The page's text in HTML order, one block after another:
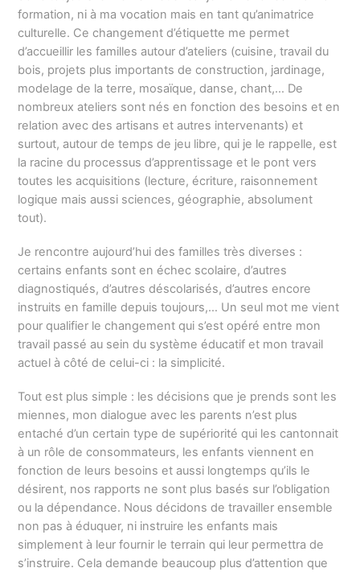
formation, ni à ma vocation mais en tant qu’animatrice
culturelle. Ce changement d’étiquette me permet
d’accueillir les familles autour d’ateliers (cuisine, travail du
bois, projets plus importants de construction, jardinage,
modelage de la terre, mosaïque, danse, chant,… De
nombreux ateliers sont nés en fonction des besoins et en
relation avec des artisans et autres intervenants) et
surtout, autour de temps de jeu libre, qui je le rappelle, est
la racine du processus d’apprentissage et le pont vers
toutes les acquisitions (lecture, écriture, raisonnement
logique mais aussi sciences, géographie, absolument
tout).
Je rencontre aujourd’hui des familles très diverses :
certains enfants sont en échec scolaire, d’autres
diagnostiqués, d’autres déscolarisés, d’autres encore
instruits en famille depuis toujours,… Un seul mot me vient
pour qualifier le changement qui s’est opéré entre mon
travail passé au sein du système éducatif et mon travail
actuel à côté de celui-ci : la simplicité.
Tout est plus simple : les décisions que je prends sont les
miennes, mon dialogue avec les parents n’est plus
entaché d’un certain type de supériorité qui les cantonnait
à un rôle de consommateurs, les enfants viennent en
fonction de leurs besoins et aussi longtemps qu’ils le
désirent, nos rapports ne sont plus basés sur l’obligation
ou la dépendance. Nous décidons de travailler ensemble
non pas à éduquer, ni instruire les enfants mais
simplement à leur fournir le terrain qui leur permettra de
s’instruire. Cela demande beaucoup plus d’attention que